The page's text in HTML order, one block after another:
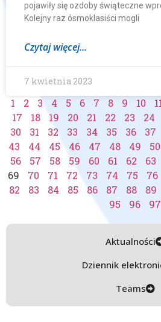
Aktualności
Dziennik
Teams
pojawiły się ozdoby świąteczne
Kolejny raz ósmoklasiści mogli
Czytaj więcej...
7 kwietnia 2023
1 2 3 4 5 6 7 8 9 10 11
17
18 19 20 21 22 23 24
30
31 32 33 34 35 36 37
43
44 45 46 47 48 49 50
56
57 58 59 60 61 62 63
69
70 71 72 73 74 75 76
82
83 84 85 86 87 88 89
95
96 97